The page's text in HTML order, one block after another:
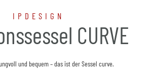
IPDESIGN
CURVE
und bequem – das ist der Sessel curve.